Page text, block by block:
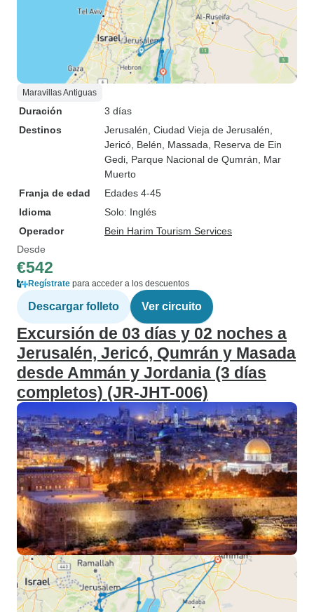
Maravillas Antiguas
Duración
3 días
Destinos
Jerusalén , Ciudad Vieja de Jerusalén
Jericó , Belén , Massada , Reserva de Ein
Gedi , Parque Nacional de Qumrán , Mar
Muerto
Franja de edad
Edades 4-45
Idioma
Solo: Inglés
Operador
Bein Harim Tourism Services
Desde
€542
Regístrate para acceder a los descuentos
Descargar folleto Ver circuito
Excursión de 03 días y 02 noches a
Jerusalén, Jericó, Qumrán y Masada
desde Ammán y Jordania (3 días
completos) (JR-JHT-006)